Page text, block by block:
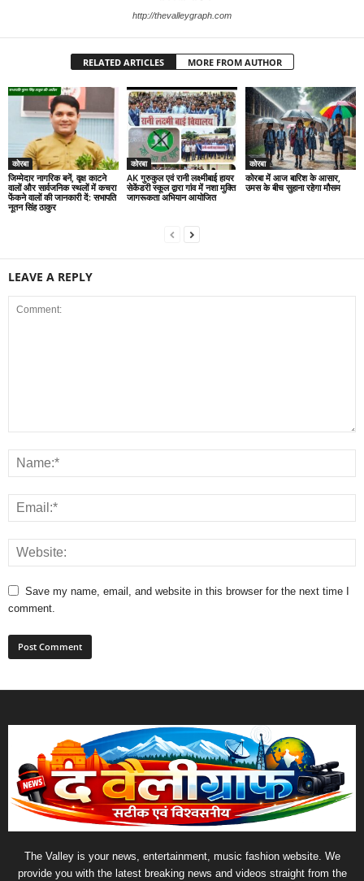
http://thevalleygraph.com
RELATED ARTICLES MORE FROM AUTHOR
कोरबा
जिम्मेदार नागरिक बनें, वृक्ष काटने
वालों और सार्वजनिक स्थलों में कचरा
फेंकने वालों की जानकारी दें: सभापति
नूतन सिंह ठाकुर
कोरबा
AK गुरुकुल एवं रानी लक्ष्मीबाई हायर
सेकेंडरी स्कूल द्वारा गांव में नशा मुक्ति
जागरूकता अभियान आयोजित
कोरबा
कोरबा में आज बारिश के आसार,
उमस के बीच सुहाना रहेगा मौसम
LEAVE A REPLY
Save my name, email, and website in this browser for the next time I
comment.
The Valley is your news, entertainment, music fashion website. We
provide you with the latest breaking news and videos straight from the